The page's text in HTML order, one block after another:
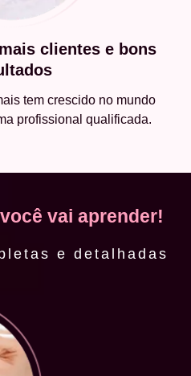
clientes e bons
tem crescido no mundo
profissional qualificada.
você vai aprender!
e detalhadas